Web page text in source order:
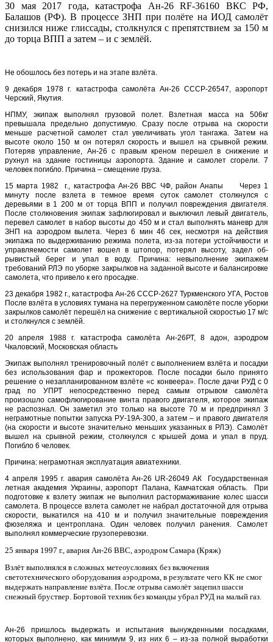
30 мая 2017 года, катастрофа Ан-26 RF-36160 ВКС РФ,
Балашов (РФ).В процессе ЗНП при полёте на ИОД самолёт
снизился ниже глиссады, столкнулся с препятствием за 150 м
до торца ВПП а затем – и с землёй.
Не обошлось без потерь и на этапе взлёта.
9 декабря 1978 г. катастрофа самолёта Ан-26 СССР-26547, аэропорт
Черский, Якутия.
НПМУ, экипаж выполнял грузовой полет. Взлетная масса на 506кг
превышала предельно допустимую. Сразу после отрыва на скорости
меньше расчетной самолет стал увеличивать угол тан­гажа. Затем на
высоте около 150 м он потерял скорость и вышел на срывной режим.
Потеряв управление, Ан-26 с правым креном перешел в снижение и
рухнул на здание гостиницы аэропорта. Здание и самолет сгорели. 7
человек погибло. Причина – смещение груза.
15 марта 1982 г., катастрофа Ан-26 ВВС ЧФ, район Анапы Через 1
минуту после взлета в темное время суток самолет столкнулся с
деревьями в 1 200 м от торца ВПП и получил повреждения двигателя.
После столкновения экипаж зафлюгировал и выклю­чил левый двигатель,
перевел самолет в набор высоты до 450 м и стал выполнять маневр для
ЗНП на аэродром вылета. Через 6 мин 46 сек, несмотря на действия
экипажа по выдерживанию режима полета, из-за потери устойчивости и
управляемости самолет вошел в штопор, потерял высоту, задел об­
рывистый берег и упал в воду. Причина: невыполнение экипажем
требований РЛЭ по уборке закрылков на заданной вы­соте и балансировке
самолета, что привело к его просадке.
23 декабря 1982 г., катастрофа Ан-26 СССР-2627 Туркменского УГА, Ростов
После взлёта в условиях тумана на перегруженном самолёте после уборки
закрылков самолёт перешёл на снижение с вертикальной скоростью 17 м/с
и столкнулся с землёй.
20 апреля 1988 г. катастрофа самолёта Ан-26РТ, 8 адон, аэродром
Чкаловский, Московская область
Экипаж выполнял тренировочный полёт с выполнением взлёта и посадки
без использования фар и прожекторов. После посадки было принято
решение о незапланированном взлёте «с конвеера». После дачи РУД с 0
град по УПРТ непосредственно перед самым отрывом самолёта
произошло самофлюгирование винта правого двигателя, которое экипаж
не распознал. Он заметил это только на высоте 70 м и предпринял 3
неграмотные попытки запуска РУ-19А-300, а затем – и правого двигателя
(на скорости и высоте значительно меньших указанных в РЛЭ). Самолёт
вышел на срывной режим, столкнулся с крышей дома и упал в пруд.
Погибло 6 человек.
Причина: неграмотная эксплуатация авиатехники.
4 апреля 1995 г. авария самолёта Ан-26 UR-26049 АК Государственная
летная академия Украины, аэропорт Палана, Камчатская область. При
подготовке к взлету экипаж не выполнил растормаживание колес шасси
самолета. В процессе взлета самолет не набрал достаточной для отрыва
скорости, выкатился на 410 м и получил значительные повреждения
фюзеляжа и центроплана. Один человек получил ранения. Самолет
выполнял коммерческие грузоперевозки.
25 января 1997 г., авария Ан-26 ВВС, аэродром Самара (Кряж)
Взлёт выполнялся в сложных метеоусловиях без включения
светотехнического оборудования аэродрома, в результате чего КК не смог
выдержать направление взлёта. После отрыва самолёт зацепил шасси
снежный бруствер. Бортовой техник без команды убрал РУД на малый газ.
Ан-26 пришлось выдержать и испытания вынужденными посадками,
которых выполнено, как минимум 9, из них 6 – из-за полной выработки